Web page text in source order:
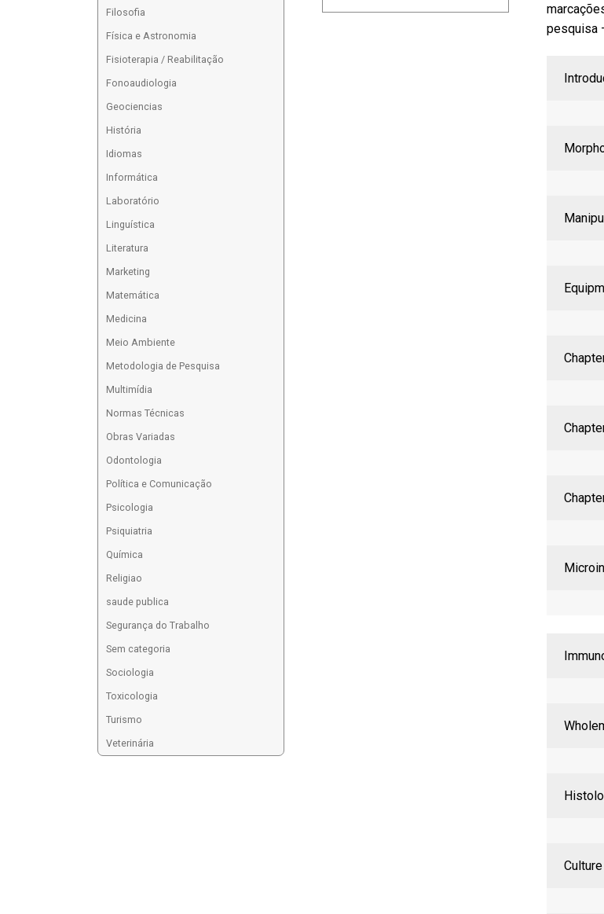
pesquisa
Filosofia
Física e Astronomia
Fisioterapia / Reabilitação
Fonoaudiologia
Geociencias
História
Idiomas
Informática
Laboratório
Linguística
Literatura
Marketing
Matemática
Medicina
Meio Ambiente
Metodologia de Pesquisa
Multimídia
Normas Técnicas
Obras Variadas
Odontologia
Política e Comunicação
Psicologia
Psiquiatria
Química
Religiao
saude publica
Segurança do Trabalho
Sem categoria
Sociologia
Toxicologia
Turismo
Veterinária